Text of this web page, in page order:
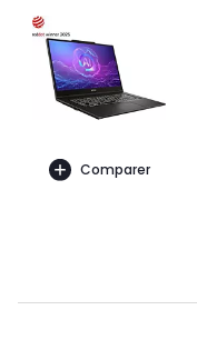
Comparer